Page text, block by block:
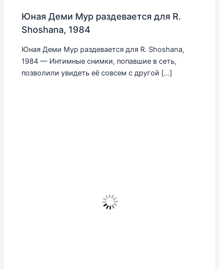
Юная Деми Мур раздевается для R.
Shoshana, 1984
Юная Деми Мур раздевается для R. Shoshana,
1984 — Интимные снимки, попавшие в сеть,
позволили увидеть её совсем с другой […]